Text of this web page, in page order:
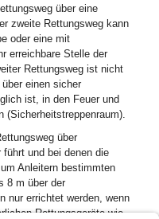
über eine
zweite Rettungsweg kann
oder eine mit
erreichbare Stelle der
Rettungsweg ist nicht
einen sicher
ist, in den Feuer und
(Sicherheitstreppenraum).
über
führt und bei denen die
Anleitern bestimmten
8 m über der
nur errichtet werden, wenn
Rettungsgeräte wie